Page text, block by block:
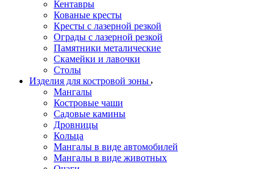
Кентавры
Кованые кресты
Кресты с лазерной резкой
Ограды с лазерной резкой
Памятники металические
Скамейки и лавочки
Столы
Изделия для костровой зоны
Мангалы
Костровые чаши
Садовые камины
Дровницы
Кольца
Мангалы в виде автомобилей
Мангалы в виде животных